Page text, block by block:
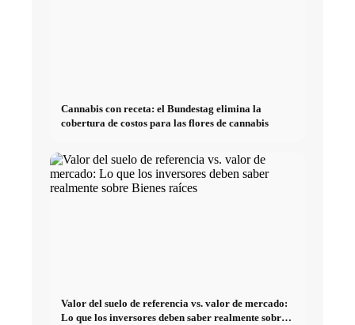
Cannabis con receta: el Bundestag elimina la
cobertura de costos para las flores de cannabis
Valor del suelo de referencia vs. valor de mercado:
Lo que los inversores deben saber realmente sobre